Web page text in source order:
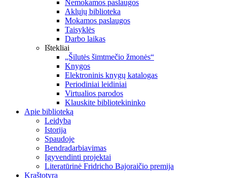
Nemokamos paslaugos
Aklųjų biblioteka
Mokamos paslaugos
Taisyklės
Darbo laikas
Ištekliai
„Šilutės šimtmečio žmonės“
Knygos
Elektroninis knygų katalogas
Periodiniai leidiniai
Virtualios parodos
Klauskite bibliotekininko
Apie biblioteką
Leidyba
Istorija
Spaudoje
Bendradarbiavimas
Įgyvendinti projektai
Literatūrinė Fridricho Bajoraičio premija
Kraštotyra